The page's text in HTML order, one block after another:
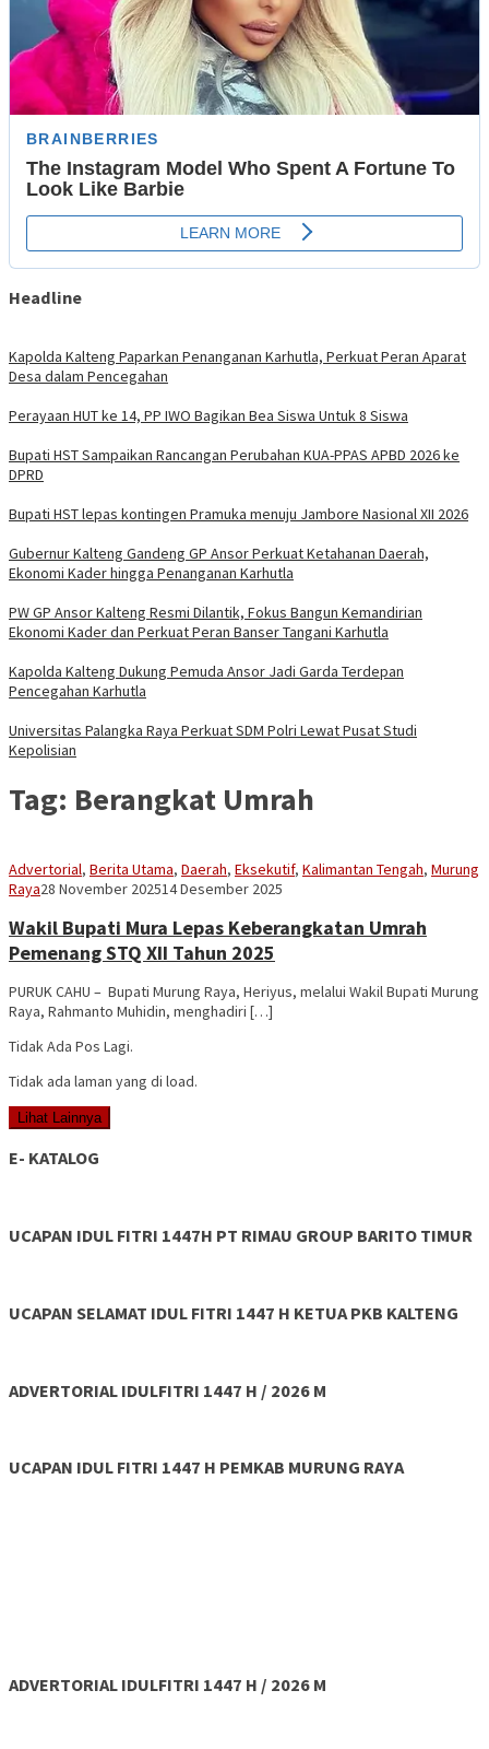
Headline
Kapolda Kalteng Paparkan Penanganan Karhutla, Perkuat Peran Aparat
Desa dalam Pencegahan
Perayaan HUT ke 14, PP IWO Bagikan Bea Siswa Untuk 8 Siswa
Bupati HST Sampaikan Rancangan Perubahan KUA-PPAS APBD 2026 ke
DPRD
Bupati HST lepas kontingen Pramuka menuju Jambore Nasional XII 2026
Gubernur Kalteng Gandeng GP Ansor Perkuat Ketahanan Daerah,
Ekonomi Kader hingga Penanganan Karhutla
PW GP Ansor Kalteng Resmi Dilantik, Fokus Bangun Kemandirian
Ekonomi Kader dan Perkuat Peran Banser Tangani Karhutla
Kapolda Kalteng Dukung Pemuda Ansor Jadi Garda Terdepan
Pencegahan Karhutla
Universitas Palangka Raya Perkuat SDM Polri Lewat Pusat Studi
Kepolisian
Tag: Berangkat Umrah
Advertorial, Berita Utama, Daerah, Eksekutif, Kalimantan Tengah, Murung
RayaSekber
28 November 202514 Desember 2025
Wakil Bupati Mura Lepas Keberangkatan Umrah
Pemenang STQ XII Tahun 2025
PURUK CAHU – Bupati Murung Raya, Heriyus, melalui Wakil Bupati Murung
Raya, Rahmanto Muhidin, menghadiri […]
Tidak Ada Pos Lagi.
Tidak ada laman yang di load.
Lihat Lainnya
E- KATALOG
UCAPAN IDUL FITRI 1447H PT RIMAU GROUP BARITO TIMUR
UCAPAN SELAMAT IDUL FITRI 1447 H KETUA PKB KALTENG
ADVERTORIAL IDULFITRI 1447 H / 2026 M
UCAPAN IDUL FITRI 1447 H PEMKAB MURUNG RAYA
ADVERTORIAL IDULFITRI 1447 H / 2026 M